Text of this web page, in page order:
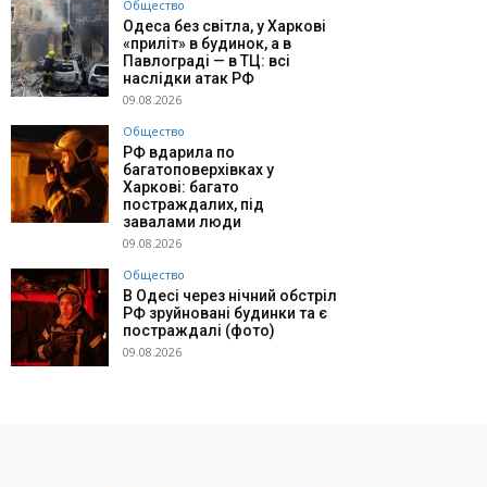
Общество
Одеса без світла, у Харкові
«приліт» в будинок, а в
Павлограді — в ТЦ: всі
наслідки атак РФ
09.08.2026
Общество
РФ вдарила по
багатоповерхівках у
Харкові: багато
постраждалих, під
завалами люди
09.08.2026
Общество
В Одесі через нічний обстріл
РФ зруйновані будинки та є
постраждалі (фото)
09.08.2026